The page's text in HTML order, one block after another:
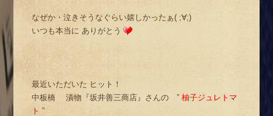
なぜか・泣きそうなぐらい嬉しかったぁ( ;∀;)
いつも本当に ありがとう
最近いただいた ヒット！
中板橋 漬物『坂井善三商店』さんの ”柚子ジュレトマ
ト ”